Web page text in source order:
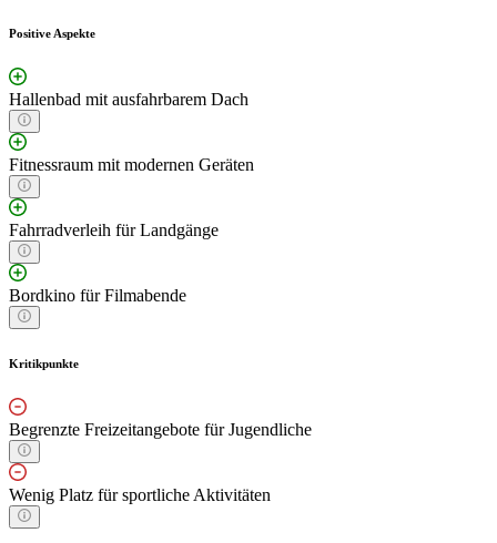
Positive Aspekte
Hallenbad mit ausfahrbarem Dach
Fitnessraum mit modernen Geräten
Fahrradverleih für Landgänge
Bordkino für Filmabende
Kritikpunkte
Begrenzte Freizeitangebote für Jugendliche
Wenig Platz für sportliche Aktivitäten